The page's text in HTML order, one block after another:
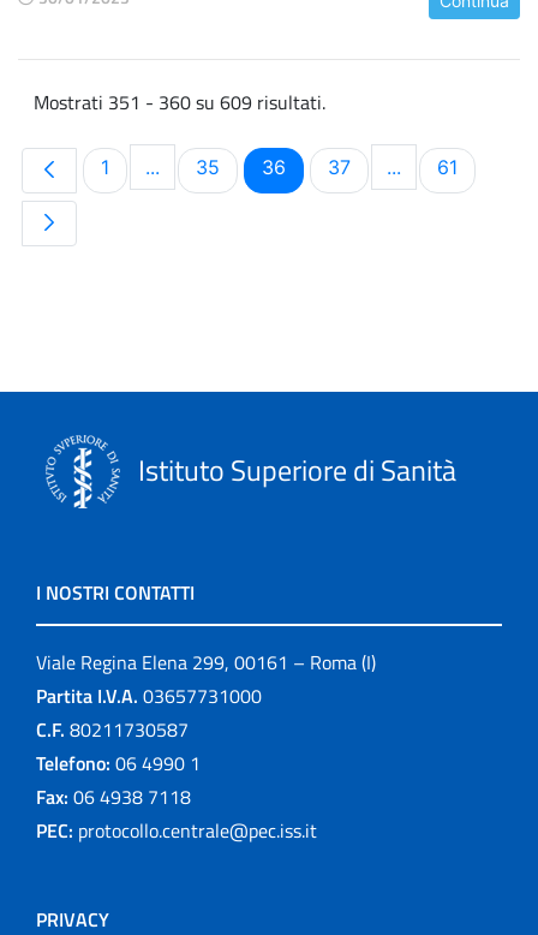
Mostrati 351 - 360 su 609 risultati.
Pagina
1 ...Pagine intermedie Use TAB to navigate.
Pagina
35 Pagina
36 Pagina
37 ...PaginePagina
61
Istituto Superiore di Sanità
I NOSTRI CONTATTI
Viale Regina Elena 299, 00161 – Roma (I)
Partita I.V.A. 03657731000
C.F. 80211730587
Telefono: 06 4990 1
Fax: 06 4938 7118
PEC: protocollo.centrale@pec.iss.it
PRIVACY